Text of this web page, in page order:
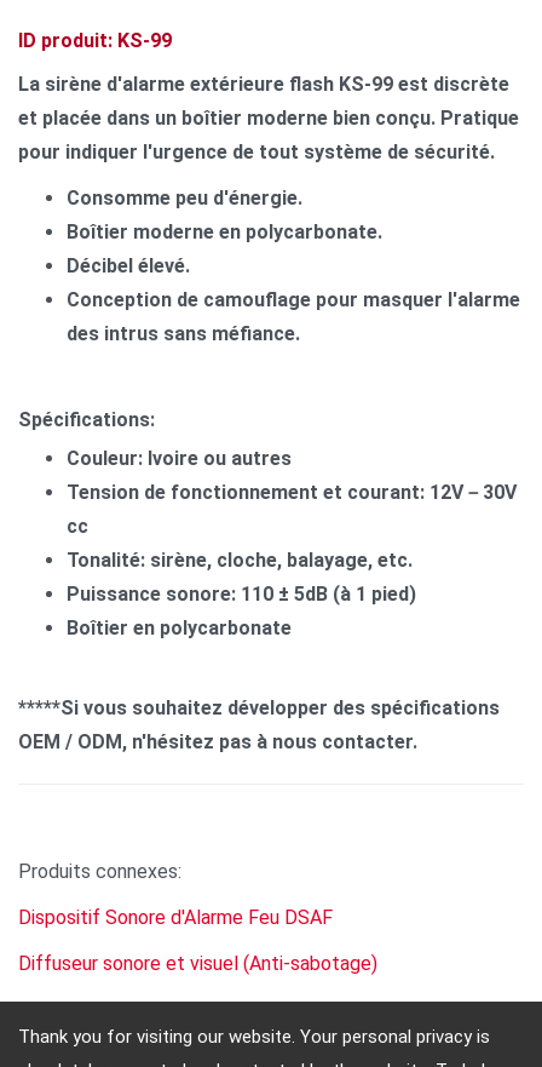
Thank you for visiting our website. Your personal privacy is
ID produit: KS-99
La sirène d'alarme extérieure flash KS-99 est discrète
et placée dans un boîtier moderne bien conçu. Pratique
pour indiquer l'urgence de tout système de sécurité.
Consomme peu d'énergie.
Boîtier moderne en polycarbonate.
Décibel élevé.
Conception de camouflage pour masquer l'alarme
des intrus sans méfiance.
Spécifications:
Couleur: Ivoire ou autres
Tension de fonctionnement et courant: 12V－30V
cc
Tonalité: sirène, cloche, balayage, etc.
Puissance sonore: 110 ± 5dB (à 1 pied)
Boîtier en polycarbonate
*****Si vous souhaitez développer des spécifications
OEM / ODM, n'hésitez pas à nous contacter.
Produits connexes:
Dispositif Sonore d'Alarme Feu DSAF
Diffuseur sonore et visuel (Anti-sabotage)